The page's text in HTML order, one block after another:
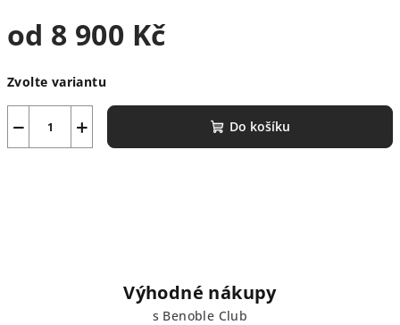
od 8 900 Kč
cena:
Zvolte variantu
+
− Do košíku
Výhodné nákupy
s Benoble Club